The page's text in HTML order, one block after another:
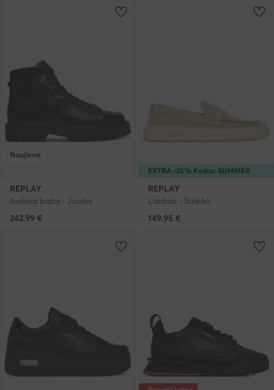
Naujiena
REPLAY
Auliniai batai · Juoda
242,99 €
EXTRA -25% Kodas: SUMMER
REPLAY
Lordsai · Smėlio
149,95 €